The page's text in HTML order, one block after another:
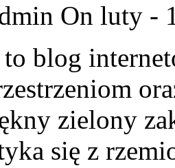
On luty -
blog
zielony
się z